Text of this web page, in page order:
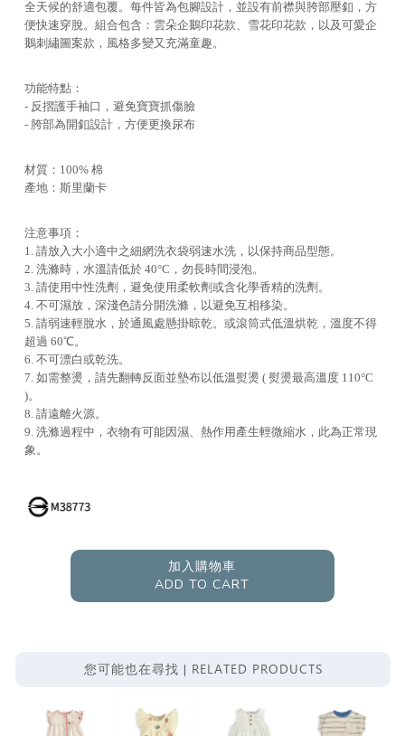
全天候的舒適包覆。每件皆為包腳設計，並設有前襟與胯部壓釦，方
便快速穿脫。組合包含：雲朵企鵝印花款、雪花印花款，以及可愛企
鵝刺繡圖案款，風格多變又充滿童趣。
功能特點：
- 反摺護手袖口，避免寶寶抓傷臉
- 胯部為開釦設計，方便更換尿布
材質：100% 棉
產地：斯里蘭卡
注意事項：
1. 請放入大小適中之細網洗衣袋弱速水洗，以保持商品型態。
2. 洗滌時，水溫請低於 40°C，勿長時間浸泡。
3. 請使用中性洗劑，避免使用柔軟劑或含化學香精的洗劑。
4. 不可濕放，深淺色請分開洗滌，以避免互相移染。
5. 請弱速輕脫水，於通風處懸掛晾乾。或滾筒式低溫烘乾，溫度不得
超過 60℃。
6. 不可漂白或乾洗。
7. 如需整燙，請先翻轉反面並墊布以低溫熨燙 ( 熨燙最高溫度 110°C
)。
8. 請遠離火源。
9. 洗滌過程中，衣物有可能因濕、熱作用產生輕微縮水，此為正常現
象。
加入購物車
ADD TO CART
您可能也在尋找 | RELATED PRODUCTS